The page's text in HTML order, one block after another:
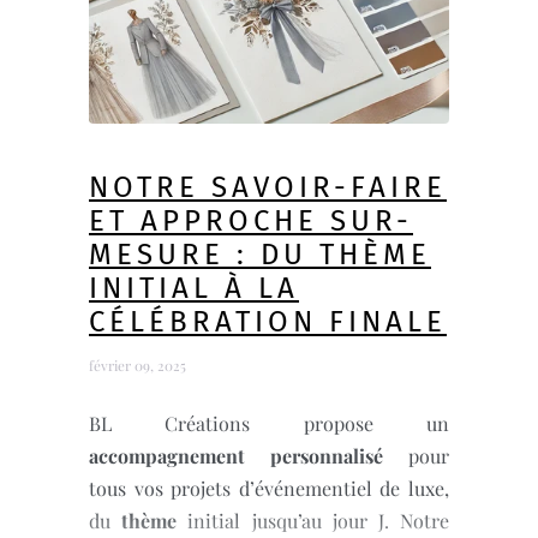
NOTRE SAVOIR-FAIRE
ET APPROCHE SUR-
MESURE : DU THÈME
INITIAL À LA
CÉLÉBRATION FINALE
février 09, 2025
BL Créations propose un
accompagnement personnalisé pour
tous vos projets d’événementiel de luxe,
duthème initial jusqu’au jour J. Notre